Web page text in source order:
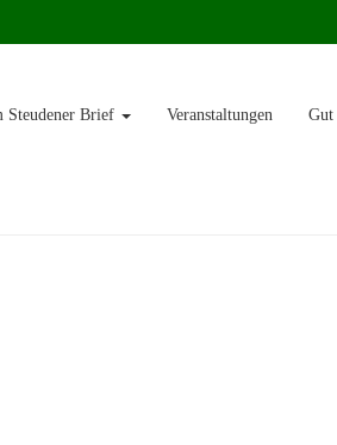
Steudener Brief Veranstaltungen Gut